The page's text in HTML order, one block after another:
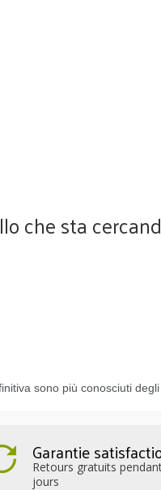
che sta
sono più conosciuti
Garantie
Retours gratuits
jours